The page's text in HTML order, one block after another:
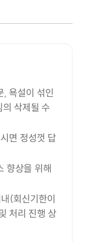
, 욕설이 섞인
삭제될 수
면 정성껏 답
향상을 위해
(회신기한이
처리 진행 상